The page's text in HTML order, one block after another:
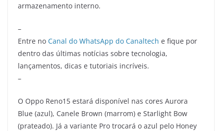
armazenamento interno.
–
Entre no Canal do WhatsApp do Canaltech e fique por
dentro das últimas notícias sobre tecnologia,
lançamentos, dicas e tutoriais incríveis.
–
O Oppo Reno15 estará disponível nas cores Aurora
Blue (azul), Canele Brown (marrom) e Starlight Bow
(prateado). Já a variante Pro trocará o azul pelo Honey